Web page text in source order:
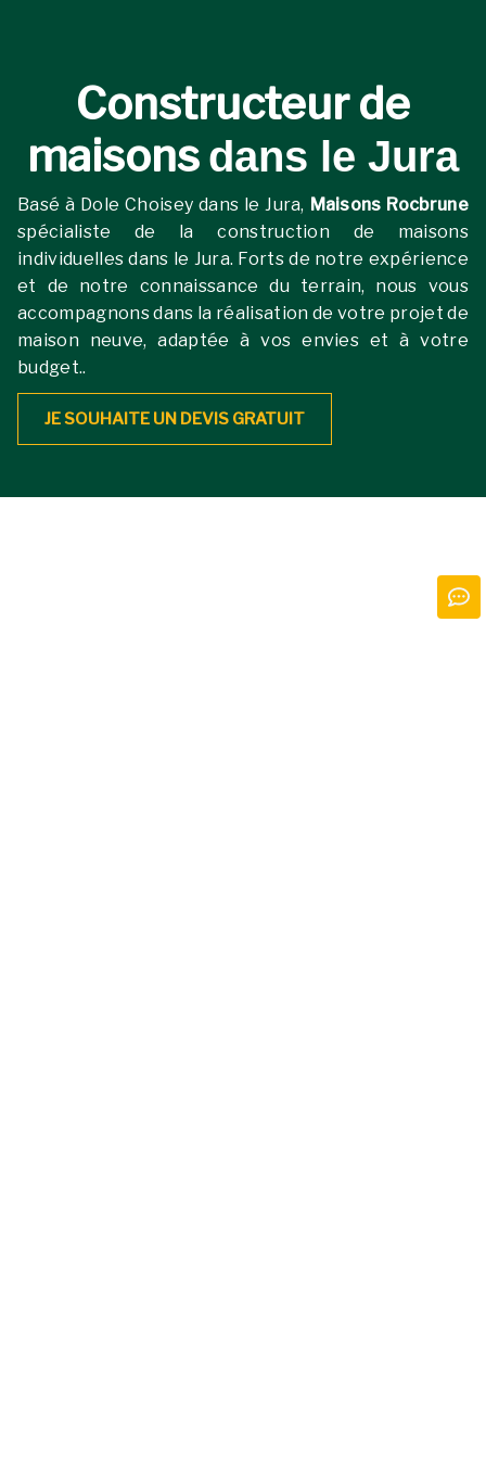
Constructeur de
maisons dans le Jura
Basé à Dole Choisey dans le Jura, Maisons Rocbrune
spécialiste de la construction de maisons
individuelles dans le Jura. Forts de notre expérience
et de notre connaissance du terrain, nous vous
accompagnons dans la réalisation de votre projet de
maison neuve, adaptée à vos envies et à votre
budget..
JE SOUHAITE UN DEVIS GRATUIT